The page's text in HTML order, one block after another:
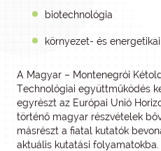
biotechnológia
környezet- és
A Magyar – Montenegrói
Technológiai együttműködés
egyrészt az Európai Unió
történő magyar részvételek
másrészt a fiatal kutatók
aktuális kutatási